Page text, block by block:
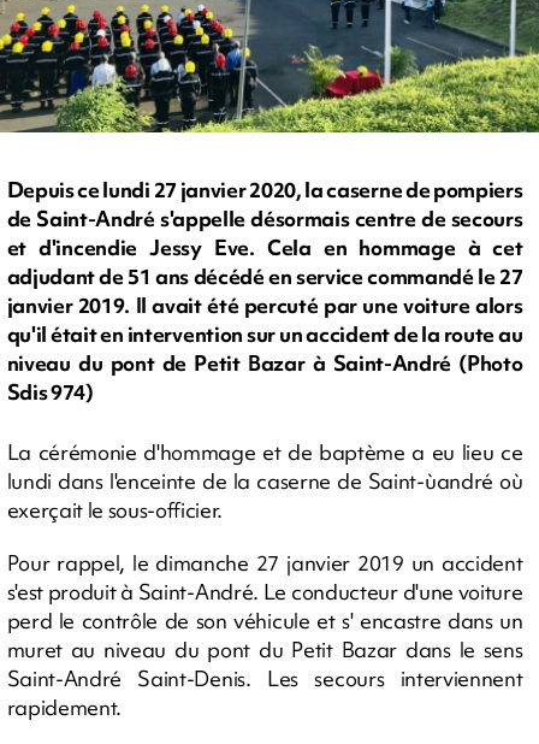
Depuis ce lundi 27 janvier 2020, la caserne de pompiers
de Saint-André s'appelle désormais centre de secours
et d'incendie Jessy Eve. Cela en hommage à cet
adjudant de 51 ans décédé en service commandé le 27
janvier 2019. Il avait été percuté par une voiture alors
qu'il était en intervention sur un accident de la route au
niveau du pont de Petit Bazar à Saint-André (Photo
Sdis 974)
La cérémonie d'hommage et de baptème a eu lieu ce
lundi dans l'enceinte de la caserne de Saint-ùandré où
exerçait le sous-officier.
Pour rappel, le dimanche 27 janvier 2019 un accident
s'est produit à Saint-André. Le conducteur d'une voiture
perd le contrôle de son véhicule et s' encastre dans un
muret au niveau du pont du Petit Bazar dans le sens
Saint-André Saint-Denis. Les secours interviennent
rapidement.